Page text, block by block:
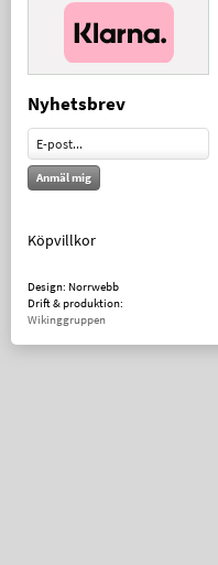
Nyhetsbrev
Anmäl mig
Köpvillkor
Design: Norrwebb
Drift & produktion:
Wikinggruppen